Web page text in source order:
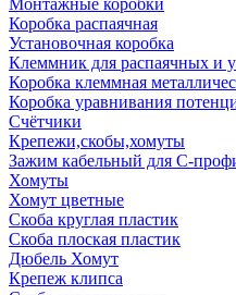
Монтажные коробки
Коробка распаячная
Установочная коробка
Клеммник для распаячных и
Коробка клеммная
Коробка уравнивания
Счётчики
Крепежи,скобы,хомуты
Зажим кабельный для С-
Хомуты
Хомут цветные
Скоба круглая пластик
Скоба плоская пластик
Дюбель Хомут
Крепеж клипса